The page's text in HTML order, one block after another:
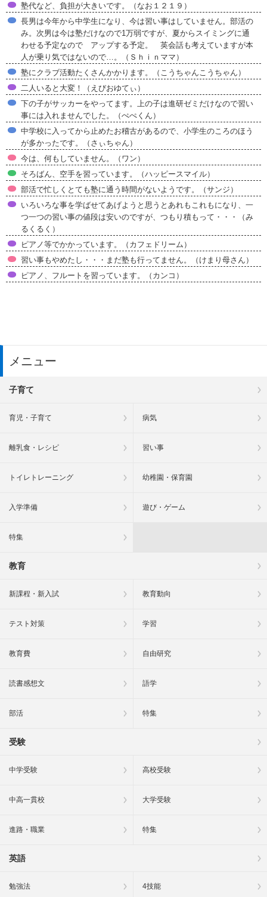
塾代など、負担が大きいです。（なお１２１９）
長男は今年から中学生になり、今は習い事はしていません。部活の
み。次男は今は塾だけなので1万弱ですが、夏からスイミングに通
わせる予定なので アップする予定。 英会話も考えていますが本
人が乗り気ではないので…。（Ｓｈｉｎママ）
塾にクラブ活動たくさんかかります。（こうちゃんこうちゃん）
二人いると大変！（えびおゆてぃ）
下の子がサッカーをやってます。上の子は進研ゼミだけなので習い
事には入れませんでした。（ぺぺくん）
中学校に入ってから止めたお稽古があるので、小学生のころのほう
が多かったです。（さぃちゃん）
今は、何もしていません。（ワン）
そろばん、空手を習っています。（ハッピースマイル）
部活で忙しくとても塾に通う時間がないようです。（サンジ）
いろいろな事を学ばせてあげようと思うとあれもこれもになり、一
つ一つの習い事の値段は安いのですが、つもり積もって・・・（み
るくるく）
ピアノ等でかかっています。（カフェドリーム）
習い事もやめたし・・・まだ塾も行ってません。（けまり母さん）
ピアノ、フルートを習っています。（カンコ）
メニュー
子育て
育児・子育て 病気
離乳食・レシピ 習い事
トイレトレーニング 幼稚園・保育園
入学準備 遊び・ゲーム
特集
教育
新課程・新入試 教育動向
テスト対策 学習
教育費 自由研究
読書感想文 語学
部活 特集
受験
中学受験 高校受験
中高一貫校 大学受験
進路・職業 特集
英語
勉強法 4技能